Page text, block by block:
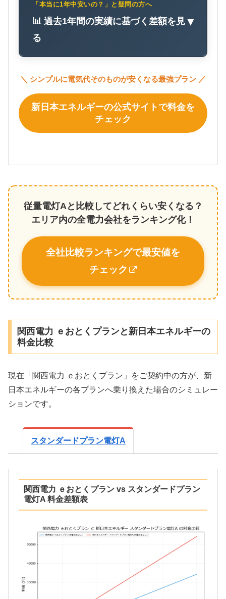
「本当に1年中安いの？」と疑問の方へ
📊 過去1年間の実績に基づく差額を見
る
▼
＼ シンプルに電気代そのものが安くなる最強プラン ／
新日本エネルギーの公式サイトで料金を
チェック
従量電灯Aと比較してどれくらい安くなる？
エリア内の全電力会社をランキング化！
全社比較ランキングで最安値を
チェック
関西電力 ｅおとくプランと新日本エネルギーの
料金比較
現在「関西電力 ｅおとくプラン」をご契約中の方が、新
日本エネルギーの各プランへ乗り換えた場合のシミュレー
ションです。
スタンダードプラン電灯A
関西電力 ｅおとくプラン vs スタンダードプラン
電灯A 料金差額表